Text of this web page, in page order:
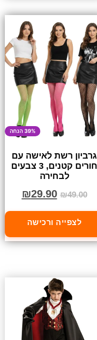
39% הנחה
גרביון רשת לאישה עם
חורים קטנים, 3 צבעים
לבחירה
₪49.00
₪29.90
לצפייה ורכישה